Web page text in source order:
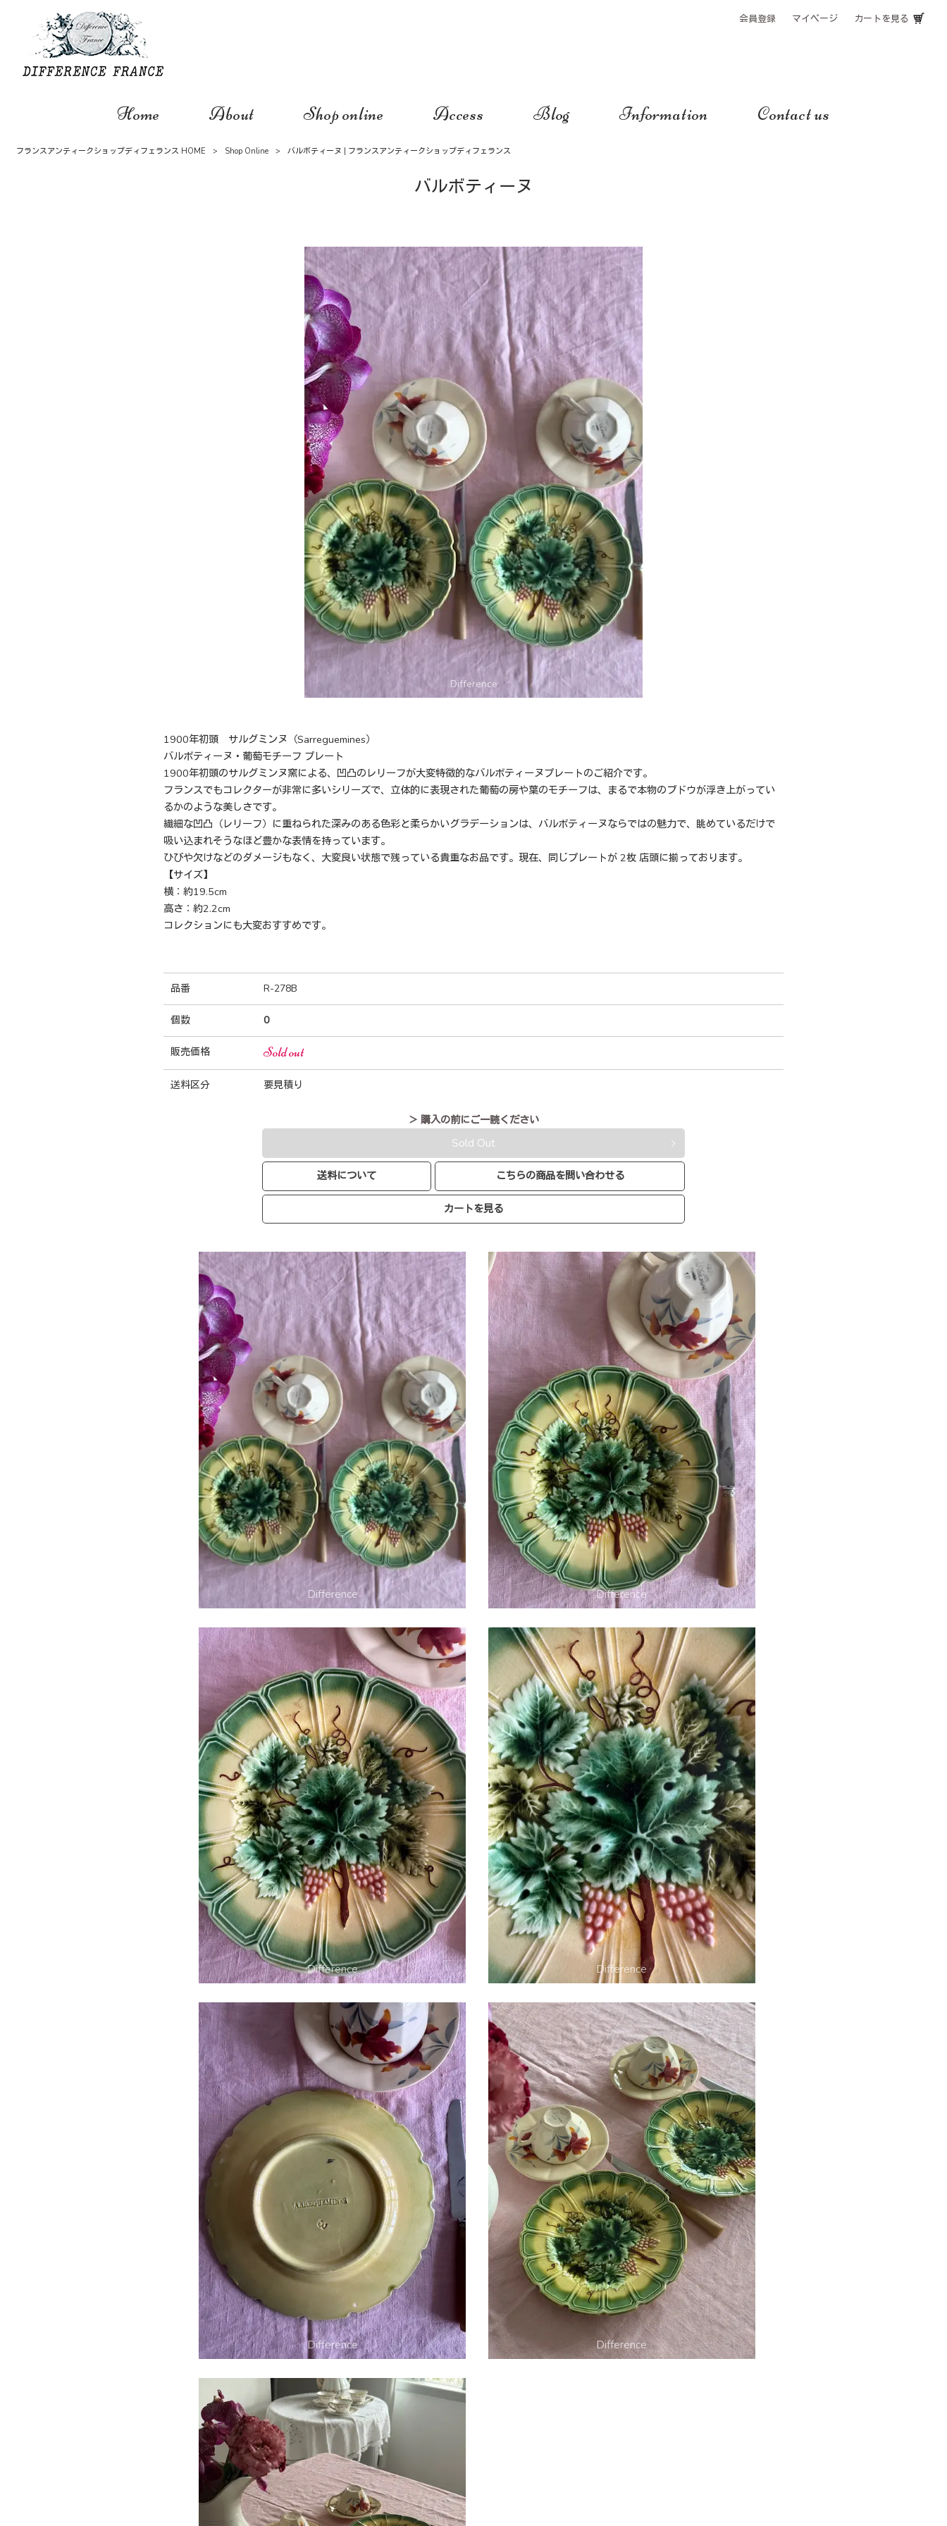
会員登録 マイページ カートを見る
Home About Shop online Access Blog Information Contact us
フランスアンティークショップディフェランス HOME > Shop Online > バルボティーヌ | フランスアンティークショップディフェランス
バルボティーヌ
1900年初頭 サルグミンヌ（Sarreguemines）
バルボティーヌ・葡萄モチーフ プレート
1900年初頭のサルグミンヌ窯による、凹凸のレリーフが大変特徴的なバルボティーヌプレートのご紹介です。
フランスでもコレクターが非常に多いシリーズで、立体的に表現された葡萄の房や葉のモチーフは、まるで本物のブドウが浮き上がってい
るかのような美しさです。
繊細な凹凸（レリーフ）に重ねられた深みのある色彩と柔らかいグラデーションは、バルボティーヌならではの魅力で、眺めているだけで
吸い込まれそうなほど豊かな表情を持っています。
ひびや欠けなどのダメージもなく、大変良い状態で残っている貴重なお品です。現在、同じプレートが 2枚 店頭に揃っております。
【サイズ】
横：約19.5cm
高さ：約2.2cm
コレクションにも大変おすすめです。
品番 R-278B
個数 0
販売価格 Sold out
送料区分 要見積り
＞ 購入の前にご一読ください
Sold Out
送料について こちらの商品を問い合わせる
カートを見る